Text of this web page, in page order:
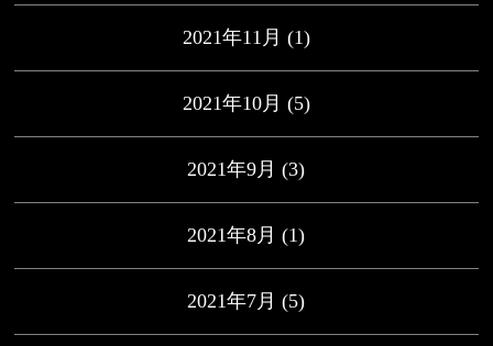
2021年11月 (1)
2021年10月 (5)
2021年9月 (3)
2021年8月 (1)
2021年7月 (5)